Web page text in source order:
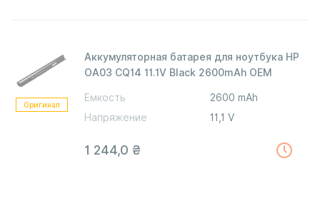
Оригинал
Аккумуляторная батарея для ноутбука HP
OA03 CQ14 11.1V Black 2600mAh OEM
Емкость
2600 mAh
Напряжение
11,1 V
1 244,0 ₴